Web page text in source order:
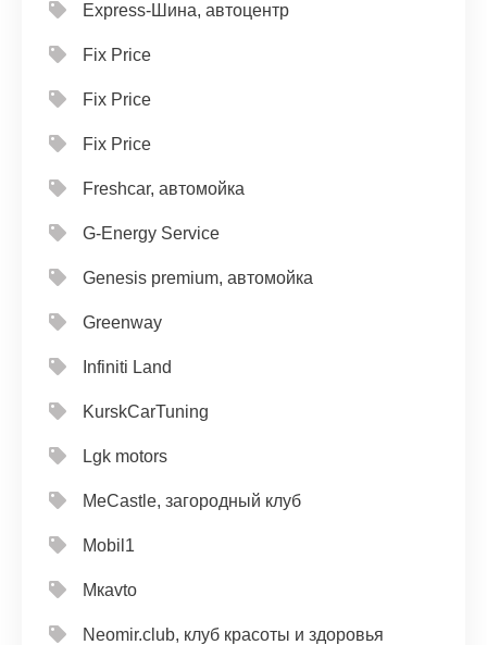
Express-Шина, автоцентр
Fix Price
Fix Price
Fix Price
Freshcar, автомойка
G-Energy Service
Genesis premium, автомойка
Greenway
Infiniti Land
KurskCarTuning
Lgk motors
MeCastle, загородный клуб
Mobil1
Mкavto
Neomir.club, клуб красоты и здоровья